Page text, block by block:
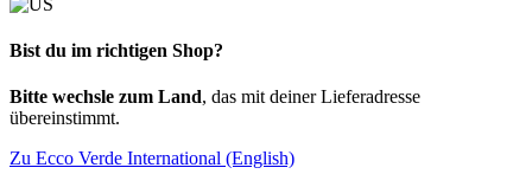
Bist du im richtigen Shop?
Bitte wechsle zum Land, das mit deiner Lieferadresse
übereinstimmt.
Zu Ecco Verde International (English)